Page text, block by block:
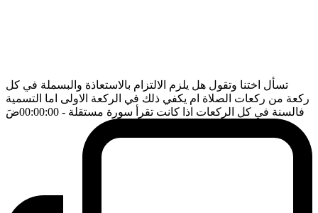
تسأل اختنا وتقول هل يلزم الالتزام بالاستعاذة والبسملة في كل
ركعة من ركعات الصلاة ام يكفي ذلك في الركعة الاولى اما التسمية
فالسنة في كل الركعات اذا كانت تقرأ سورة مستقلة - 00:00:00 ضَ